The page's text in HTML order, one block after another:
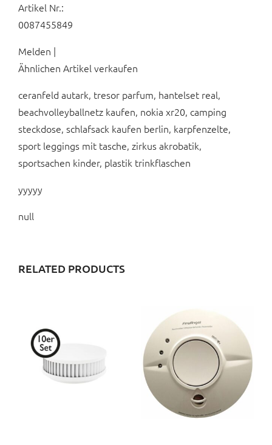
Artikel Nr.:
0087455849
Melden |
Ähnlichen Artikel verkaufen
ceranfeld autark, tresor parfum, hantelset real,
beachvolleyballnetz kaufen, nokia xr20, camping
steckdose, schlafsack kaufen berlin, karpfenzelte,
sport leggings mit tasche, zirkus akrobatik,
sportsachen kinder, plastik trinkflaschen
yyyyy
null
RELATED PRODUCTS